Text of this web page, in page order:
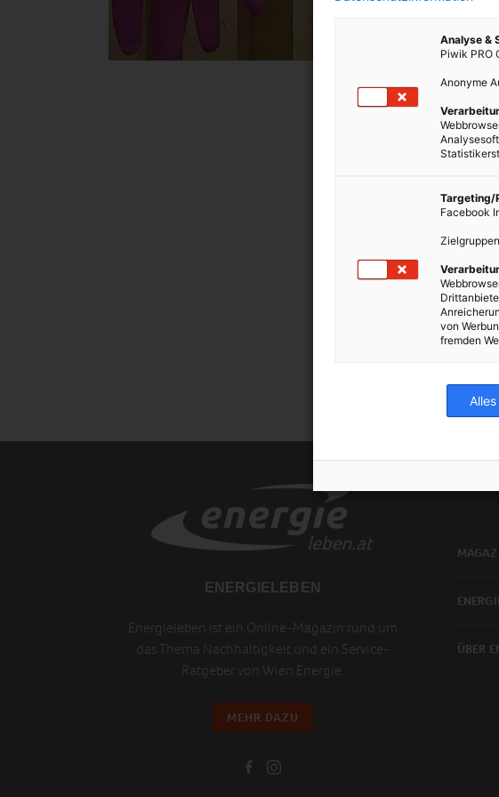
ENERGIELEBEN
Energieleben ist ein Online-Magazin rund um
das Thema Nachhaltigkeit und ein Service-
Ratgeber von Wien Energie.
MEHR DAZU
ÜBER
Analyse &
Piwik PRO
Anonyme
Targeting/
Facebook
von
fremden